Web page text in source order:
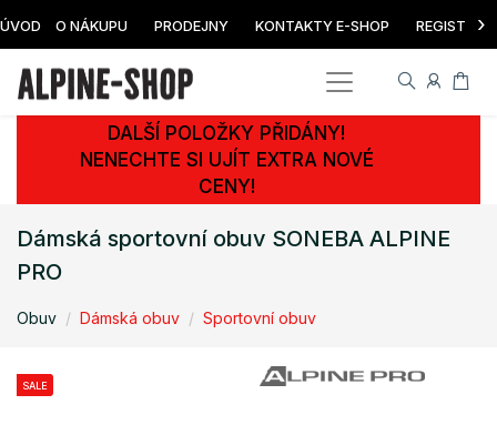
ÚVOD O NÁKUPU PRODEJNY KONTAKTY E-SHOP ›
DALŠÍ POLOŽKY PŘIDÁNY!
NENECHTE SI UJÍT EXTRA NOVÉ
CENY!
Dámská sportovní obuv SONEBA ALPINE
PRO
Obuv Dámská obuv Sportovní obuv
SALE